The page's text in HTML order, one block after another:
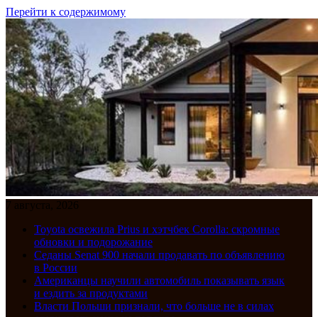
Перейти к содержимому
7 августа, 2026
Toyota освежила Prius и хэтчбек Corolla: скромные
обновки и подорожание
Седаны Senat 900 начали продавать по объявлению
в России
Американцы научили автомобиль показывать язык
и ездить за продуктами
Власти Польши признали, что больше не в силах